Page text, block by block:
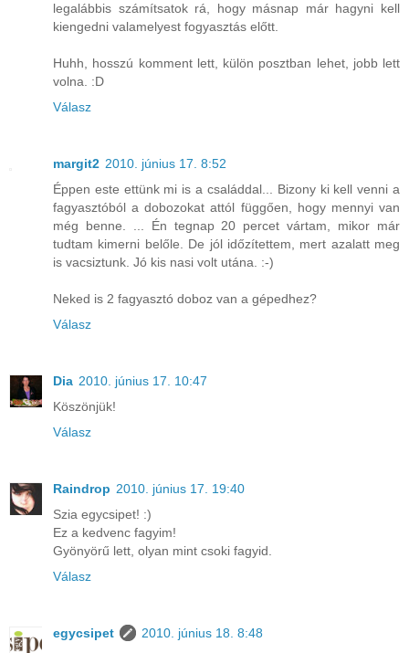
legalábbis számítsatok rá, hogy másnap már hagyni kell
kiengedni valamelyest fogyasztás előtt.
Huhh, hosszú komment lett, külön posztban lehet, jobb lett
volna. :D
Válasz
margit2 2010. június 17. 8:52
Éppen este ettünk mi is a családdal... Bizony ki kell venni a
fagyasztóból a dobozokat attól függően, hogy mennyi van
még benne. ... Én tegnap 20 percet vártam, mikor már
tudtam kimerni belőle. De jól időzítettem, mert azalatt meg
is vacsiztunk. Jó kis nasi volt utána. :-)
Neked is 2 fagyasztó doboz van a gépedhez?
Válasz
Dia 2010. június 17. 10:47
Köszönjük!
Válasz
Raindrop 2010. június 17. 19:40
Szia egycsipet! :)
Ez a kedvenc fagyim!
Gyönyörű lett, olyan mint csoki fagyid.
Válasz
egycsipet
2010. június 18. 8:48